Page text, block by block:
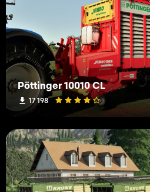
Pöttinger 10010 CL
17 198